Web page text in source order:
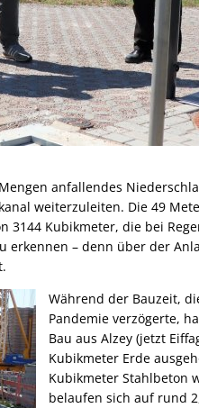
anfallendes
weiterzuleiten. Die 49
3144 Kubikmeter, die bei
erkennen – denn über der
Während der Bauzeit,
Pandemie verzögerte,
Bau aus Alzey (jetzt
Kubikmeter Erde
Kubikmeter Stahlbeton
belaufen sich auf rund